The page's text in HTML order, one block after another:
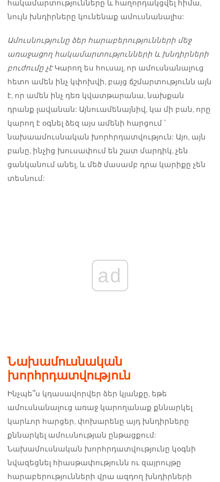
հակամարտությունները և հաղորդակցվել հիմա,
նույն խնդիրները կունենաք ամուսնանալիս:
Ամուսնությունը ձեր հարաբերությունների մեջ
առաջացող հակամարտությունների և խնդիրների
բուժումը չէ Կարող ես հուսալ, որ ամուսնանալուց
հետո ամեն ինչ կփոխվի, բայց ճշմարտությունն այն
է, որ ամեն ինչ դեռ կվատթարանա, նախքան
դրանք լավանան: Այնուամենայնիվ, կա մի բան, որը
կարող է օգնել ձեզ այս ամենի հարցում ՝
նախաամուսնական խորհրդատվություն: Այո, այն
բանը, ինչից խուսափում են շատ մարդիկ, չեն
ցանկանում անել, և մեծ մասամբ դրա կարիքը չեն
տեսնում:
ad
Նախամուսնական
խորհրդատվություն
Ինչպե՞ս կդասավորվեր ձեր կյանքը, եթե
ամուսնանալուց առաջ կարողանաք քննարկել
կարևոր հարցեր, փոխարենը այդ խնդիրները
քննարկել ամուսնության ընթացքում:
Նախամուսնական խորհրդատվությունը կօգնի
նվազեցնել հիասթափությունն ու զայրույթը
հարաբերությունների վրա ազդող խնդիրների